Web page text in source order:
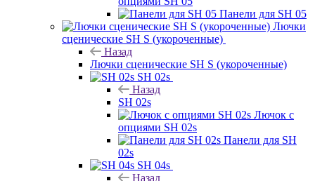
Панели для SH 05
Лючки
сценические SH S (укороченные)
Назад
Лючки сценические SH S (укороченные)
SH 02s
Назад
SH 02s
Лючок с
опциями SH 02s
Панели для SH
02s
SH 04s
Назад